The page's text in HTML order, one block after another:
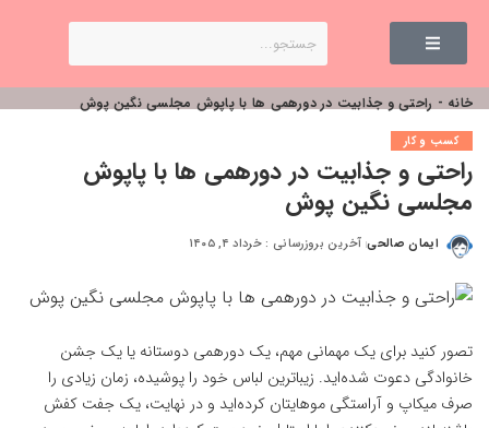
خانه - راحتی و جذابیت در دورهمی ها با پاپوش مجلسی نگین پوش
کسب و کار
راحتی و جذابیت در دورهمی ها با پاپوش
مجلسی نگین پوش
ایمان صالحی آخرین بروزرسانی : خرداد ۴, ۱۴۰۵
تصور کنید برای یک مهمانی مهم، یک دورهمی دوستانه یا یک جشن
خانوادگی دعوت شده‌اید. زیباترین لباس خود را پوشیده، زمان زیادی را
صرف میکاپ و آراستگی موهایتان کرده‌اید و در نهایت، یک جفت کفش